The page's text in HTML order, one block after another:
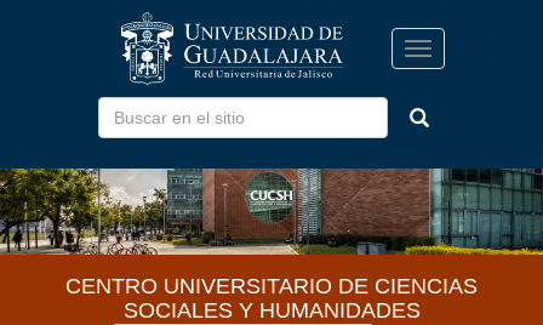
Toggle
navigation
CENTRO UNIVERSITARIO DE CIENCIAS
SOCIALES Y HUMANIDADES